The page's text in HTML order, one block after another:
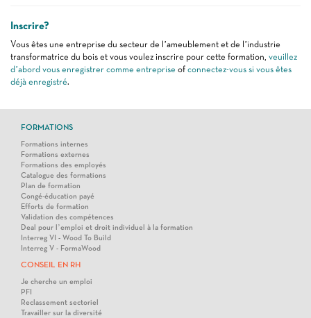
Inscrire?
Vous êtes une entreprise du secteur de l’ameublement et de l’industrie
transformatrice du bois et vous voulez inscrire pour cette formation, veuillez
d’abord vous enregistrer comme entreprise of connectez-vous si vous êtes
déjà enregistré.
FORMATIONS
Formations internes
Formations externes
Formations des employés
Catalogue des formations
Plan de formation
Congé-éducation payé
Efforts de formation
Validation des compétences
Deal pour l’emploi et droit individuel à la formation
Interreg VI - Wood To Build
Interreg V - FormaWood
CONSEIL EN RH
Je cherche un emploi
PFI
Reclassement sectoriel
Travailler sur la diversité